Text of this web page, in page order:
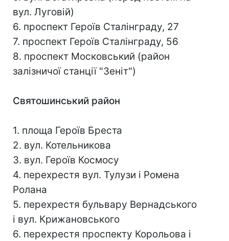
вул. Луговій)
6. проспект Героїв Сталінграду, 27
7. проспект Героїв Сталінграду, 56
8. проспект Московський (район
залізничої станції "Зеніт")
Святошинський район
1. площа Героїв Бреста
2. вул. Котельникова
3. вул. Героїв Космосу
4. перехрестя вул. Тулузи і Ромена
Ролана
5. перехрестя бульвару Вернадського
і вул. Крижановського
6. перехрестя проспекту Корольова і